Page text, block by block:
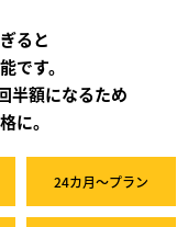
ると
です。
半額になるため
に。
24カ月～プラン